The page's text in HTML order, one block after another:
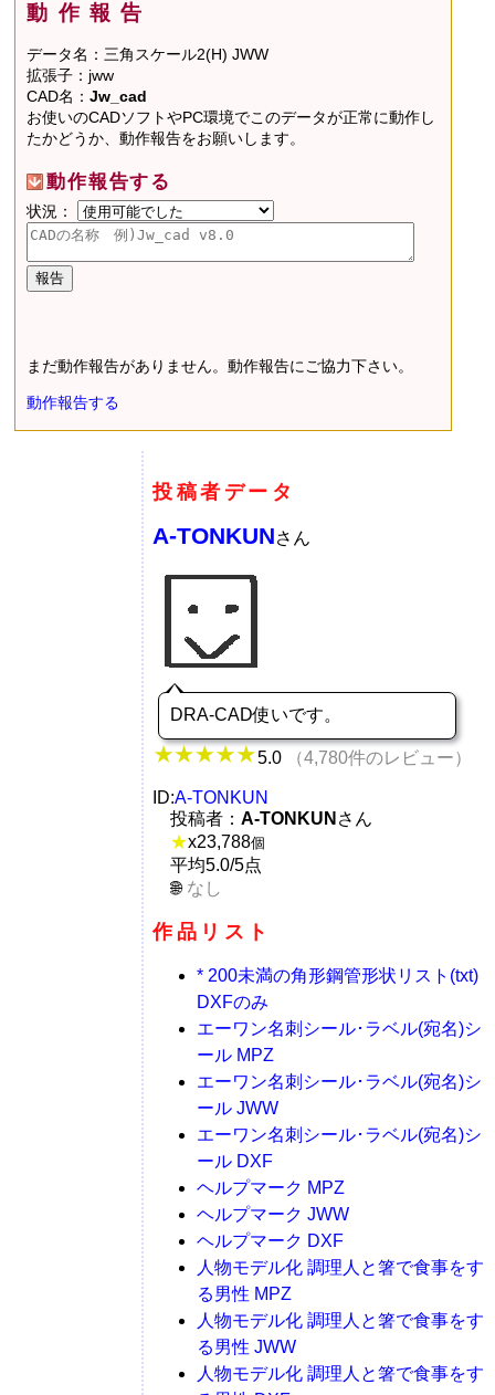
動作報告
データ名：三角スケール2(H) JWW
拡張子：jww
CAD名：Jw_cad
お使いのCADソフトやPC環境でこのデータが正常に動作し
たかどうか、動作報告をお願いします。
動作報告する
状況：
まだ動作報告がありません。動作報告にご協力下さい。
動作報告する
投稿者データ
A-TONKUNさん
DRA-CAD使いです。
5.0 （4,780件のレビュー）
ID:A-TONKUN
投稿者： A-TONKUN さん
★x23,788個
平均5.0/5点
なし
作品リスト
* 200未満の角形鋼管形状リスト(txt)
DXFのみ
エーワン名刺シール･ラベル(宛名)シ
ール MPZ
エーワン名刺シール･ラベル(宛名)シ
ール JWW
エーワン名刺シール･ラベル(宛名)シ
ール DXF
ヘルプマーク MPZ
ヘルプマーク JWW
ヘルプマーク DXF
人物モデル化 調理人と箸で食事をす
る男性 MPZ
人物モデル化 調理人と箸で食事をす
る男性 JWW
人物モデル化 調理人と箸で食事をす